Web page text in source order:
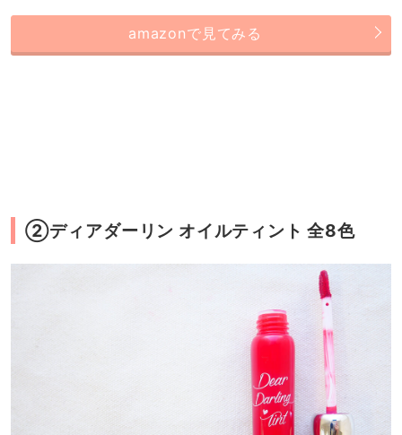
amazonで見てみる
②ディアダーリン オイルティント 全8色